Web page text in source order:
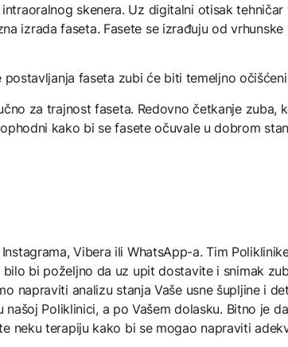
skenera. Uz digitalni otisak tehničar
izrada faseta. Fasete se izrađuju od
faseta zubi će biti temeljno
za trajnost faseta. Redovno četkanje zuba,
kako bi se fasete očuvale u dobrom
Vibera ili WhatsApp-a. Tim
bi poželjno da uz upit dostavite i snimak
napraviti analizu stanja Vaše usne šupljine i
Poliklinici, a po Vašem dolasku. Bitno je
neku terapiju kako bi se mogao napraviti